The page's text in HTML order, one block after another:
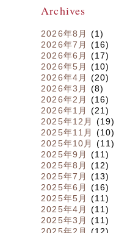
Archives
2026年8月
(1)
2026年7月
(16)
2026年6月
(17)
2026年5月
(10)
2026年4月
(20)
2026年3月
(8)
2026年2月
(16)
2026年1月
(21)
2025年12月
(19)
2025年11月
(10)
2025年10月
(11)
2025年9月
(11)
2025年8月
(12)
2025年7月
(13)
2025年6月
(16)
2025年5月
(11)
2025年4月
(11)
2025年3月
(11)
2025年2月
(12)